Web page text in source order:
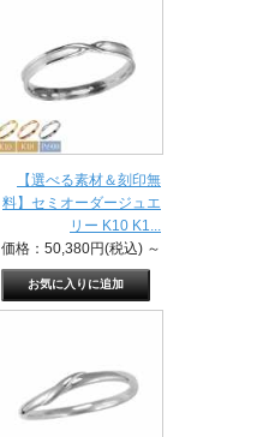
【選べる素材＆刻印無
料】セミオーダージュエ
リー K10 K1...
価格：50,380円(税込) ～